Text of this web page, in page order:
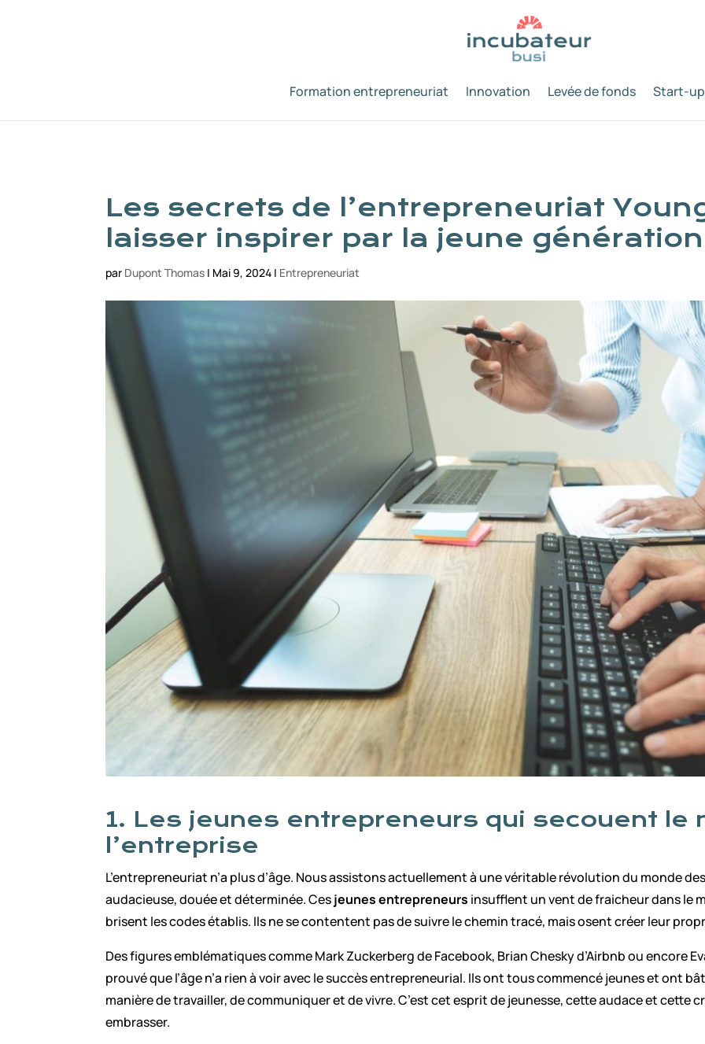
Formation entrepreneuriat Innovation Levée de fonds Start-up
Les secrets de l’entrepreneuriat
laisser inspirer par la jeune génération
par Dupont Thomas | Mai 9, 2024 | Entrepreneuriat
1. Les jeunes entrepreneurs qui secouent le
l’entreprise
L’entrepreneuriat n’a plus d’âge. Nous assistons actuellement à une véritable révolution du monde
audacieuse, douée et déterminée. Cesjeunes entrepreneurs insufflent un vent de fraicheur dans le
brisent les codes établis. Ils ne se contentent pas de suivre le chemin tracé, mais osent créer leur
Des figures emblématiques comme Mark Zuckerberg de Facebook, Brian Chesky d’Airbnb ou encore
prouvé que l’âge n’a rien à voir avec le succès entrepreneurial. Ils ont tous commencé jeunes et ont
manière de travailler, de communiquer et de vivre. C’est cet esprit de jeunesse, cette audace et cette
embrasser.